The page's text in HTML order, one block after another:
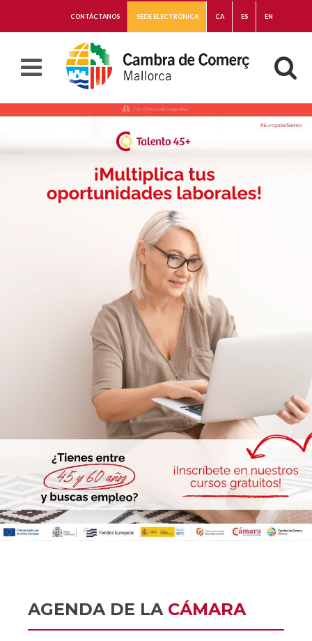
CONTÁCTANOS SEDE ELECTRÓNICA CA ES EN
AGENDA DE LA CÁMARA